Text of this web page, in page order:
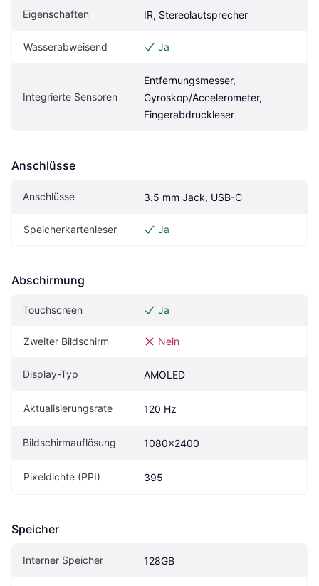
Eigenschaften IR, Stereolautsprecher
Wasserabweisend Ja
Integrierte Sensoren
Entfernungsmesser,
Gyroskop/Accelerometer,
Fingerabdruckleser
Anschlüsse
Anschlüsse 3.5 mm Jack, USB-C
Speicherkartenleser Ja
Abschirmung
Touchscreen Ja
Zweiter Bildschirm Nein
Display-Typ AMOLED
Aktualisierungsrate 120 Hz
Bildschirmauflösung 1080x2400
Pixeldichte (PPI) 395
Speicher
Interner Speicher 128GB